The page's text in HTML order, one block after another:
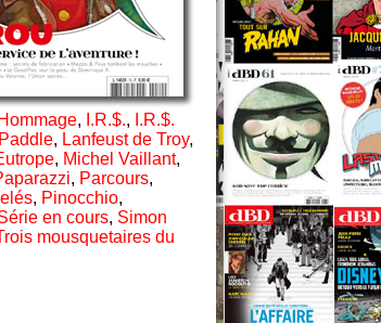
Hommage, I.R.$., I.R.$.
, Lanfeust de Troy,
, Michel Vaillant,
, Parcours,
, Pinocchio,
en cours, Simon
mousquetaires du